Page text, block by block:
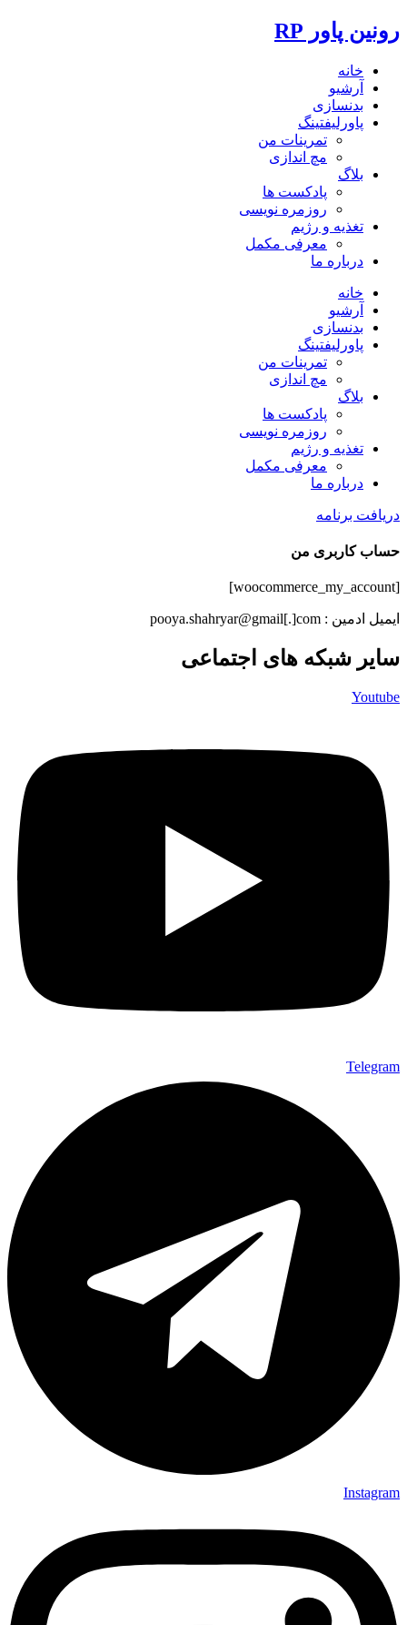
رونین پاور RP
خانه
آرشیو
بدنسازی
پاورلیفتینگ
تمرینات من
مچ اندازی
بلاگ
پادکست ها
روزمره نویسی
تغذیه و رژیم
معرفی مکمل
درباره ما
خانه
آرشیو
بدنسازی
پاورلیفتینگ
تمرینات من
مچ اندازی
بلاگ
پادکست ها
روزمره نویسی
تغذیه و رژیم
معرفی مکمل
درباره ما
دریافت برنامه
حساب کاربری من
[woocommerce_my_account]
ایمیل ادمین : pooya.shahryar@gmail[.]com
سایر شبکه های اجتماعی
Youtube
Telegram
Instagram